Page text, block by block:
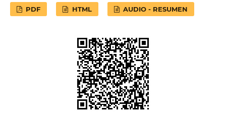
PDF HTML AUDIO - RESUMEN